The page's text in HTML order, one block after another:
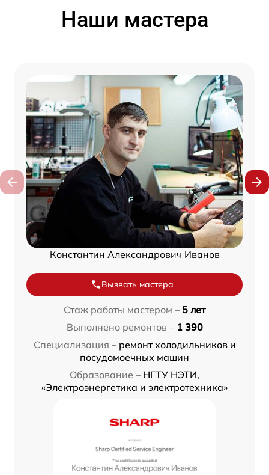
Наши мастера
Константин Александрович Иванов
Вызвать мастера
Стаж работы мастером – 5 лет
Выполнено ремонтов – 1 390
Специализация – ремонт холодильников и
посудомоечных машин
Образование – НГТУ НЭТИ,
«Электроэнергетика и электротехника»